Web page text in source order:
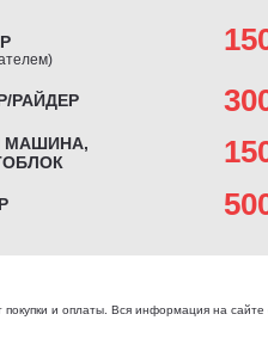
РАЙДЕР
МАШИНА,
и оплаты. Вся информация на сайте